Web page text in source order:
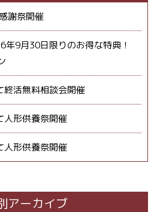
謝祭開催
9月30日限りのお得な特典！
活無料相談会開催
形供養祭開催
形供養祭開催
アーカイブ